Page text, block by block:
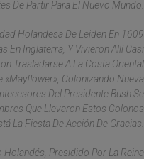
De Partir Para El Nuevo Mundo.
Holandesa De Leiden En 1609
En Inglaterra, Y Vivieron Allí Casi
Trasladarse A La Costa Oriental
«Mayflower», Colonizando Nueva
Del Presidente Bush Se
Que Llevaron Estos Colonos
La Fiesta De Acción De Gracias.
Presidido Por La Reina